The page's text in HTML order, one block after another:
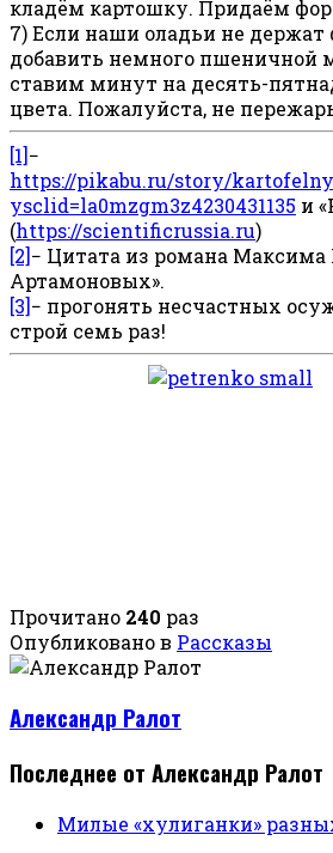
кладём картошку. Придаём
7) Если наши оладьи не
добавить немного пшеничной
ставим минут на десять-
цвета. Пожалуйста, не
[1]−
https://pikabu.ru/story/
ysclid=la0mzgm3z4230431135 и
(https://scientificrussia.ru)
[2]− Цитата из романа Максима
Артамоновых».
[3]− прогонять несчастных
строй семь раз!
Прочитано 240 раз
Опубликовано в Рассказы
Александр Ралот
Последнее от Александр Ралот
Милые «хулиганки»